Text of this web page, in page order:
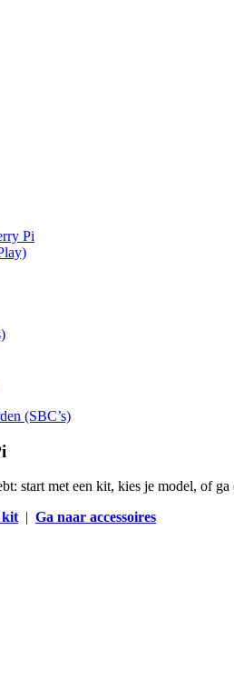
Pi
(SBC’s)
start met een kit, kies je model, of
kit| Ga naar accessoires